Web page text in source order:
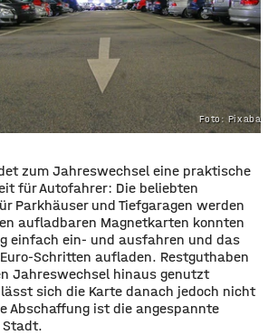
Foto:
zum Jahreswechsel eine praktische
für Autofahrer: Die beliebten
Parkhäuser und Tiefgaragen werden
aufladbaren Magnetkarten konnten
einfach ein- und ausfahren und das
Schritten aufladen. Restguthaben
Jahreswechsel hinaus genutzt
sich die Karte danach jedoch nicht
Abschaffung ist die angespannte
Stadt.